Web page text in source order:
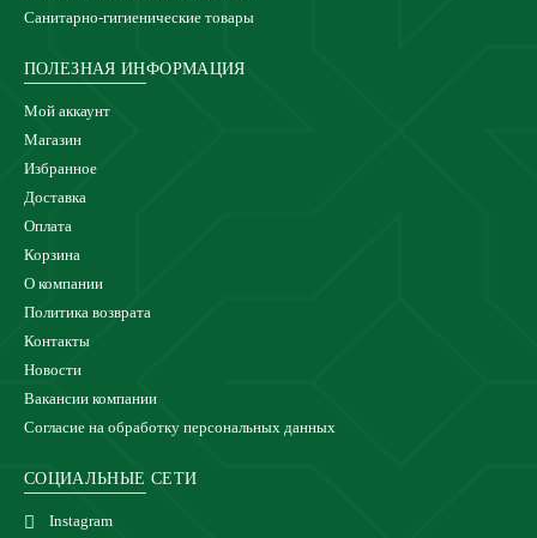
Санитарно-гигиенические товары
ПОЛЕЗНАЯ ИНФОРМАЦИЯ
Мой аккаунт
Магазин
Избранное
Доставка
Оплата
Корзина
О компании
Политика возврата
Контакты
Новости
Вакансии компании
Согласие на обработку персональных данных
СОЦИАЛЬНЫЕ СЕТИ
Instagram